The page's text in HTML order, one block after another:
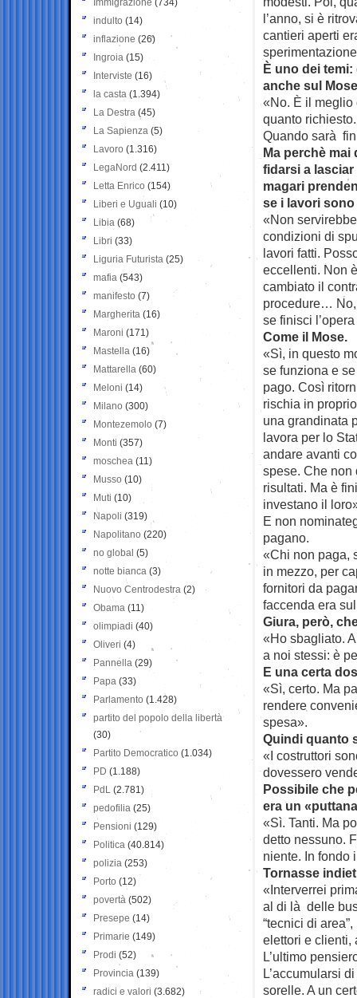
l’anno, si è
cantieri aperti
È uno dei
anche sul
«No. È il meglio
quanto
Quando sarà
Ma perchè
fidarsi a
magari
se i lavori
«Non
condizioni di
lavori fatti.
eccellenti. Non
cambiato il
procedure… No,
se finisci
Come il Mose.
«Sì, in questo
se funziona e
pago. Così
rischia in
una grandinata
lavora per lo
andare avanti
spese. Che non
risultati. Ma è
investano il
E non
pagano.
«Chi non paga,
in mezzo, per
fornitori da
faccenda era
Giura, però,
«Ho sbagliato.
a noi stessi: è
E una certa
«Sì, certo. Ma
rendere
spesa».
Quindi quanto
«I costruttori
dovessero
Possibile che
era un
«Sì. Tanti. Ma
detto nessuno.
niente. In fondo
Tornasse
«Interverrei
al di là delle
“tecnici di
elettori e
L’ultimo
L’accumularsi
sorelle. A un
Immigrazione (734)
indulto (14)
inflazione (26)
Ingroia (15)
Interviste (16)
la casta (1.394)
La Destra (45)
La Sapienza (5)
Lavoro (1.316)
LegaNord (2.411)
Letta Enrico (154)
Liberi e Uguali (10)
Libia (68)
Libri (33)
Liguria Futurista (25)
mafia (543)
manifesto (7)
Margherita (16)
Maroni (171)
Mastella (16)
Mattarella (60)
Meloni (14)
Milano (300)
Montezemolo (7)
Monti (357)
moschea (11)
Musso (10)
Muti (10)
Napoli (319)
Napolitano (220)
no global (5)
notte bianca (3)
Nuovo Centrodestra (2)
Obama (11)
olimpiadi (40)
Oliveri (4)
Pannella (29)
Papa (33)
Parlamento (1.428)
partito del popolo della libertà
(30)
Partito Democratico (1.034)
PD (1.188)
PdL (2.781)
pedofilia (25)
Pensioni (129)
Politica (40.814)
polizia (253)
Porto (12)
povertà (502)
Presepe (14)
Primarie (149)
Prodi (52)
Provincia (139)
radici e valori (3.682)